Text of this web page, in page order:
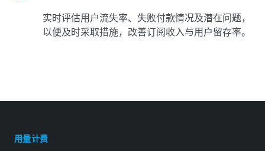
实时评估用户流失率、失败付款情况及潜在问题，
以便及时采取措施，改善订阅收入与用户留存率。
用量计费